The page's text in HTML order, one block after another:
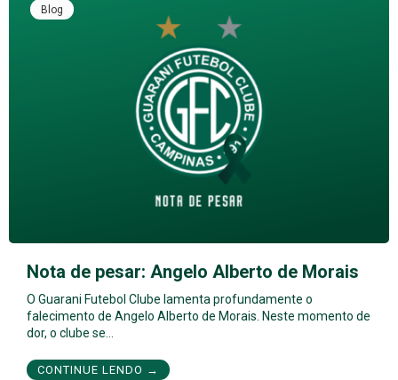
Blog
Nota de pesar: Angelo Alberto de Morais
O Guarani Futebol Clube lamenta profundamente o
falecimento de Angelo Alberto de Morais. Neste momento de
dor, o clube se…
CONTINUE LENDO →